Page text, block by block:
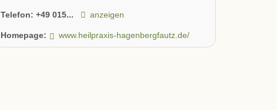
Telefon:+49 015... anzeigen
Homepage: www.heilpraxis-hagenbergfautz.de/